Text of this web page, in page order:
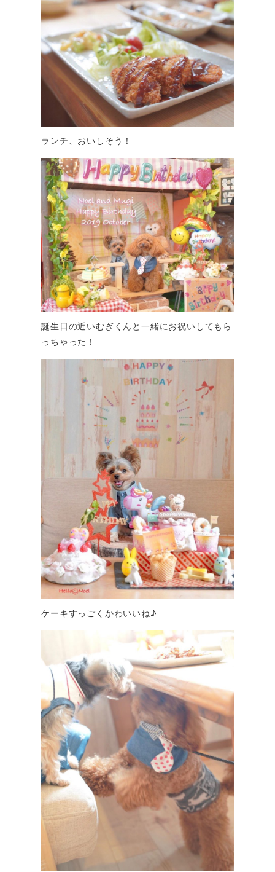
ランチ、おいしそう！
誕生日の近いむぎくんと一緒にお祝いしてもら
っちゃった！
ケーキすっごくかわいいね♪